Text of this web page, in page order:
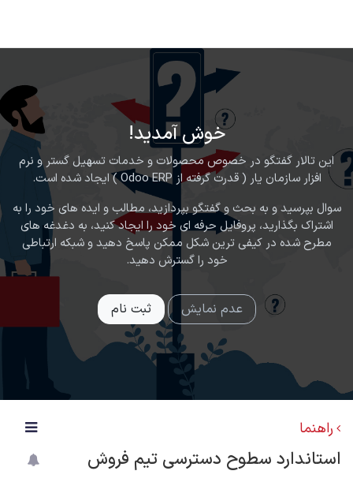
خوش آمدید!
این تالار گفتگو در خصوص محصولات و خدمات تسهیل گستر و نرم
افزار سازمان یار ( قدرت گرفته از Odoo ERP ) ایجاد شده است.
سوال بپرسید و به بحث و گفتگو بپردازید، مطالب و ایده های خود را به
اشتراک بگذارید، پروفایل حرفه ای خود را ایجاد کنید، به دغدغه های
مطرح شده در کیفی ترین شکل ممکن پاسخ دهید و شبکه ارتباطی
خود را گسترش دهید.
عدم نمایش ثبت نام
راهنما
استاندارد سطوح دسترسی تیم فروش